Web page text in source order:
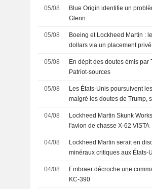
05/08
Blue Origin identifie un
Glenn
05/08
Boeing et Lockheed Martin :
dollars via un placement
05/08
En dépit des doutes émis
Patriot-sources
05/08
Les États-Unis poursuivent
malgré les doutes de Trump,
04/08
Lockheed Martin Skunk
l'avion de chasse X-62 VISTA
04/08
Lockheed Martin serait en
minéraux critiques aux États-
04/08
Embraer décroche une
KC-390